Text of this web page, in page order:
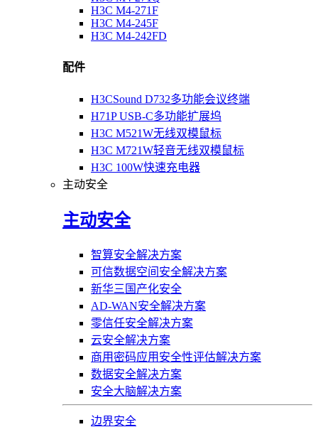
H3C M4-271F
H3C M4-245F
H3C M4-242FD
配件
H3CSound D732多功能会议终端
H71P USB-C多功能扩展坞
H3C M521W无线双模鼠标
H3C M721W轻音无线双模鼠标
H3C 100W快速充电器
主动安全
主动安全
智算安全解决方案
可信数据空间安全解决方案
新华三国产化安全
AD-WAN安全解决方案
零信任安全解决方案
云安全解决方案
商用密码应用安全性评估解决方案
数据安全解决方案
安全大脑解决方案
边界安全